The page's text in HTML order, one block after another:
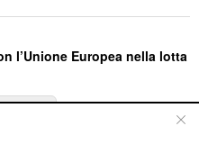
l’Unione Europea nella lotta